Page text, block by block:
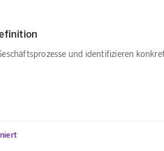
und identifizieren